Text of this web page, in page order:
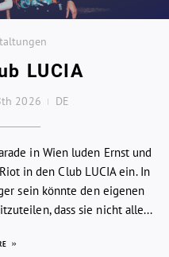
LUCIA
2026 DE
in Wien luden Ernst und
in den Club LUCIA ein. In
sein könnte den eigenen
dass sie nicht alle...